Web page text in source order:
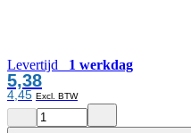
Levertijd 1 werkdag
5,38
4,45